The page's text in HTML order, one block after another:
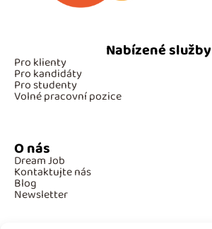
Nabízené služby
Pro klienty
Pro kandidáty
Pro studenty
Volné pracovní pozice
O nás
Dream Job
Kontaktujte nás
Blog
Newsletter